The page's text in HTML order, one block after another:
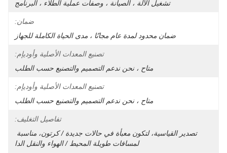
تشغيل الآلة ، الصيانة ، وصفات عملية الطلاء ، البرنامج
ضمان:
ضمان محدود لمدة عام مجانًا ، مدى الحياة الكاملة للجهاز
تصنيع المعدات الأصلية وأوديإم:
متاح ، نحن ندعم التصميم والتصنيع حسب الطلب
تصنيع المعدات الأصلية وأوديإم:
متاح ، نحن ندعم التصميم والتصنيع حسب الطلب
تفاصيل التغليف:
تصدير القياسية، لتكون معبأة في حالات جديدة / كرتون، مناسبة
لمسافات طويلة المحيط / الهواء والنقل الدا